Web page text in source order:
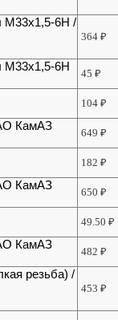
М33х1,5-6Н /
364₽
М33х1,5-6Н
45₽
104₽
КамАЗ
649₽
182₽
КамАЗ
650₽
49.50₽
КамАЗ
482₽
резьба) /
453₽